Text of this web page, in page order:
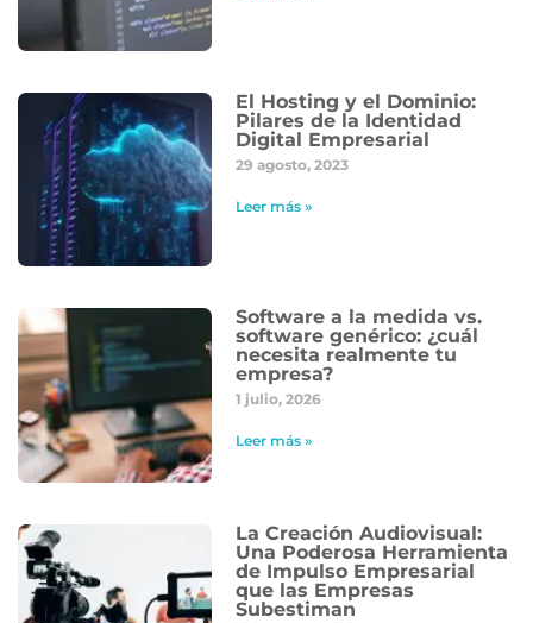
El Hosting y el Dominio:
Pilares de la Identidad
Digital Empresarial
29 agosto, 2023
Leer más »
Software a la medida vs.
software genérico: ¿cuál
necesita realmente tu
empresa?
1 julio, 2026
Leer más »
La Creación Audiovisual:
Una Poderosa Herramienta
de Impulso Empresarial
que las Empresas
Subestiman